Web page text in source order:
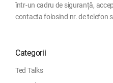
într-un cadru de siguranță,
contacta folosind nr. de telefon
Categorii
Ted Talks